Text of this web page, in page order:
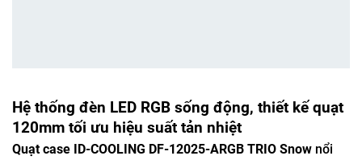
Hệ thống đèn LED RGB sống động, thiết kế quạt
120mm tối ưu hiệu suất tản nhiệt
Quạt case ID-COOLING DF-12025-ARGB TRIO Snow nổi